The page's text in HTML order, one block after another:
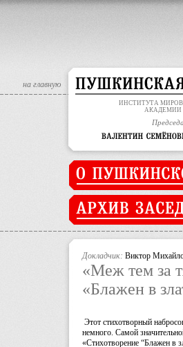
на главную
ИНСТИТУТА
АКАДЕМИИ
Докладчик: Виктор
«Меж тем за
«Блажен в
Этот стихотворный
немного. Самой
«Стихотворение “Блажен в